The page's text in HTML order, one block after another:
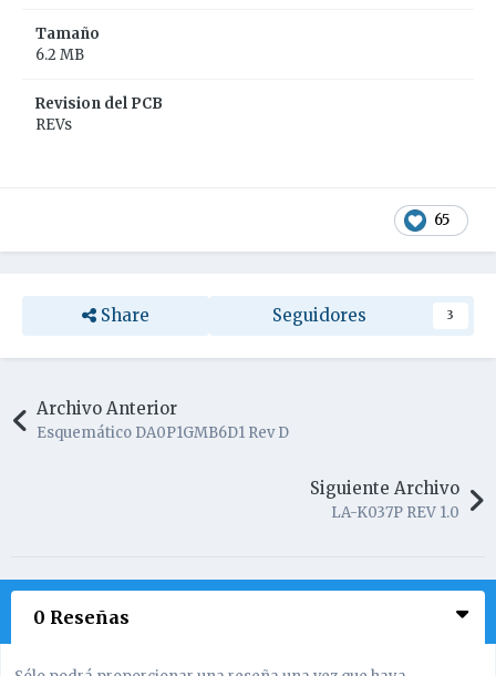
Tamaño
6.2 MB
Revision del PCB
REVs
65
Share Seguidores 3
Archivo Anterior
Esquemático DA0P1GMB6D1 Rev D
Siguiente Archivo
LA-K037P REV 1.0
0 Reseñas